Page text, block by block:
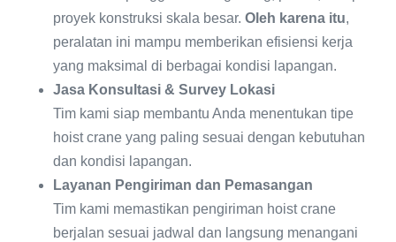
proyek konstruksi skala besar. Oleh karena itu,
peralatan ini mampu memberikan efisiensi kerja
yang maksimal di berbagai kondisi lapangan.
Jasa Konsultasi & Survey Lokasi
Tim kami siap membantu Anda menentukan tipe
hoist crane yang paling sesuai dengan kebutuhan
dan kondisi lapangan.
Layanan Pengiriman dan Pemasangan
Tim kami memastikan pengiriman hoist crane
berjalan sesuai jadwal dan langsung menangani